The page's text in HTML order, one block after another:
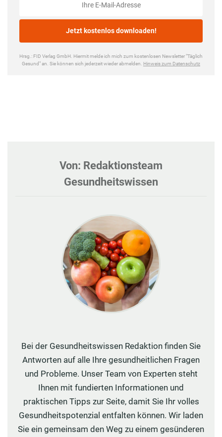
Von: Redaktionsteam
Gesundheitswissen
Bei der Gesundheitswissen Redaktion finden Sie
Antworten auf alle Ihre gesundheitlichen Fragen
und Probleme. Unser Team von Experten steht
Ihnen mit fundierten Informationen und
praktischen Tipps zur Seite, damit Sie Ihr volles
Gesundheitspotenzial entfalten können. Wir laden
Sie ein gemeinsam den Weg zu einem gesünderen